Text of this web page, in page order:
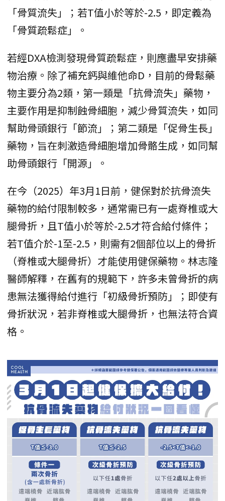
「骨質流失」；若T值小於等於-2.5，即定義為
「骨質疏鬆症」。
若經DXA檢測發現骨質疏鬆症，則應盡早安排藥
物治療。除了補充鈣與維他命D，目前的骨鬆藥
物主要分為2類，第一類是「抗骨流失」藥物，
主要作用是抑制蝕骨細胞，減少骨質流失，如同
幫助骨頭銀行「節流」；第二類是「促骨生長」
藥物，旨在刺激造骨細胞增加骨骼生成，如同幫
助骨頭銀行「開源」。
在今（2025）年3月1日前，健保對於抗骨流失
藥物的給付限制較多，通常需已有一處脊椎或大
腿骨折，且T值小於等於-2.5才符合給付條件；
若T值介於-1至-2.5，則需有2個部位以上的骨折
（脊椎或大腿骨折）才能使用健保藥物。林志隆
醫師解釋，在舊有的規範下，許多未曾骨折的病
患無法獲得給付進行「初級骨折預防」；即使有
骨折狀況，若非脊椎或大腿骨折，也無法符合資
格。